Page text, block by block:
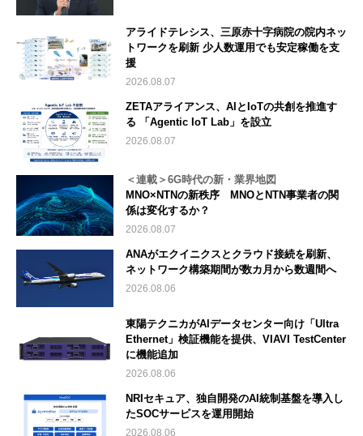
アライドテレシス、三原赤十字病院の院内ネッ
トワークを刷新 少人数運用でも安定稼働を支
援
2026.08.07
ZETAアライアンス、AIとIoTの共創を推進す
る 「Agentic IoT Lab」を設立
2026.08.07
＜連載＞6G時代の新・業界地図
MNO×NTNの新秩序 MNOとNTN事業者の関
係は変化するか？
2026.08.07
ANAがエクイニクスとクラウド接続を刷新、
ネットワーク構築期間が数カ月から数週間へ
2026.08.06
東陽テクニカがAIデータセンター向け「Ultra
Ethernet」検証機能を提供、VIAVI TestCenter
に機能追加
2026.08.06
NRIセキュア、独自開発のAI統制基盤を導入し
たSOCサービスを運用開始
2026.08.06